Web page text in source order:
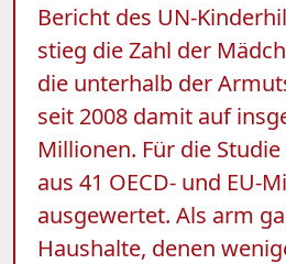
Bericht des UN-
stieg die Zahl der
die unterhalb der
seit 2008 damit auf
Millionen. Für die
aus 41 OECD- und EU-
ausgewertet. Als arm
Haushalte, denen